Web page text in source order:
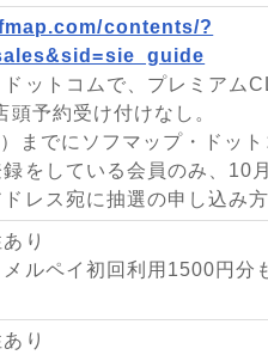
contents/?
ドットコムで、プレミアム
頭予約受け付けなし。
までにソフマップ・ドッ
録をしている会員のみ、10
ドレス宛に抽選の申し込み
り
メルペイ初回利用1500円分
り